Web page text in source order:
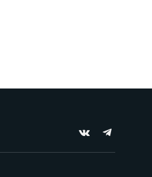
VKontakteTelegram